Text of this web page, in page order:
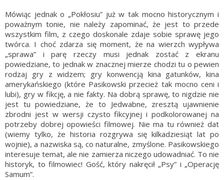
Mówiąc jednak o „Pokłosiu” już w tak mocno historycznym i
poważnym tonie, nie należy zapominać, że jest to przede
wszystkim film, z czego doskonale zdaje sobie sprawę jego
twórca. I choć zdarza się moment, że na wierzch wypływa
„sprawa” i parę rzeczy musi jednak zostać z ekranu
powiedziane, to jednak w znacznej mierze chodzi tu o pewien
rodzaj gry z widzem; gry konwencją kina gatunków, kina
amerykańskiego (które Pasikowski przecież tak mocno ceni i
lubi), gry w fikcję, a nie fakty. Na dobrą sprawę, to nigdzie nie
jest tu powiedziane, że to Jedwabne, zresztą ujawnienie
zbrodni jest w wersji czysto fikcyjnej i podkolorowanej na
potrzeby dobrej opowieści filmowej. Nie ma tu również dat
(wiemy tylko, że historia rozgrywa się kilkadziesiąt lat po
wojnie), a nazwiska są, co naturalne, zmyślone. Pasikowskiego
interesuje temat, ale nie zamierza niczego udowadniać. To nie
historyk, to filmowiec! Gość, który nakręcił „Psy” i „Operację
Samum”.